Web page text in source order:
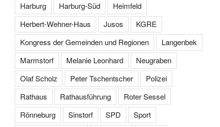
Harburg
Harburg-Süd
Heimfeld
Herbert-Wehner-Haus
Jusos
KGRE
Kongress der Gemeinden und Regionen
Langenbek
Marmstorf
Melanie Leonhard
Neugraben
Olaf Scholz
Peter Tschentscher
Polizei
Rathaus
Rathausführung
Roter Sessel
Rönneburg
Sinstorf SPD
Sport